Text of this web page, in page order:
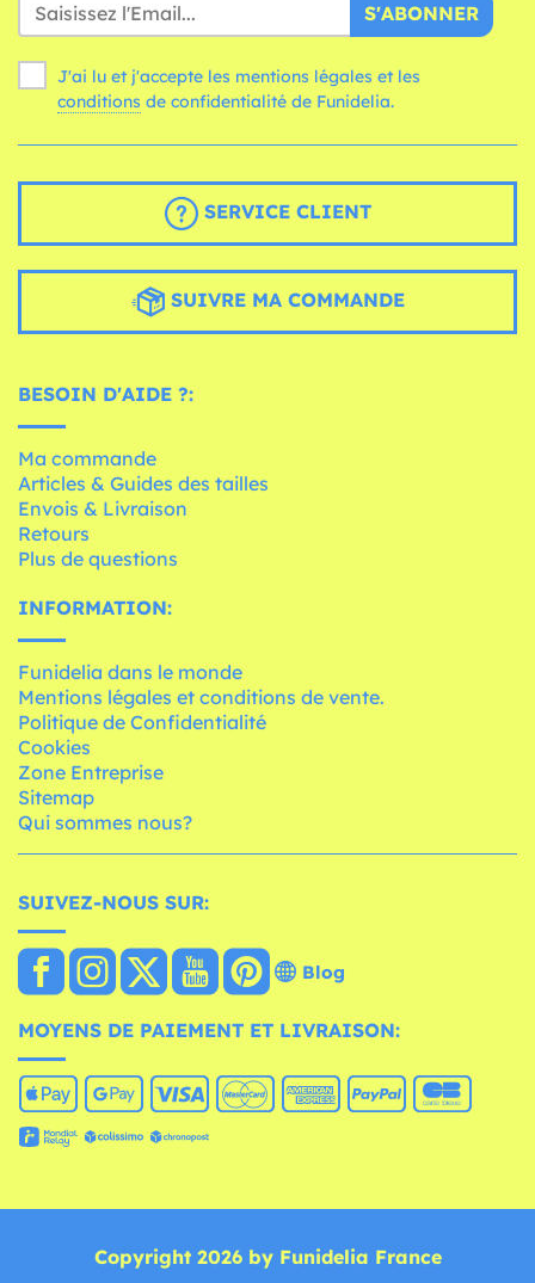
S'ABONNER
J'ai lu et j'accepte les mentions légales et les
conditions de confidentialité de Funidelia.
SERVICE CLIENT
SUIVRE MA COMMANDE
BESOIN D'AIDE ?:
Ma commande
Articles & Guides des tailles
Envois & Livraison
Retours
Plus de questions
INFORMATION:
Funidelia dans le monde
Mentions légales et conditions de vente.
Politique de Confidentialité
Cookies
Zone Entreprise
Sitemap
Qui sommes nous?
SUIVEZ-NOUS SUR:
Blog
MOYENS DE PAIEMENT ET LIVRAISON:
Copyright 2026 by Funidelia France